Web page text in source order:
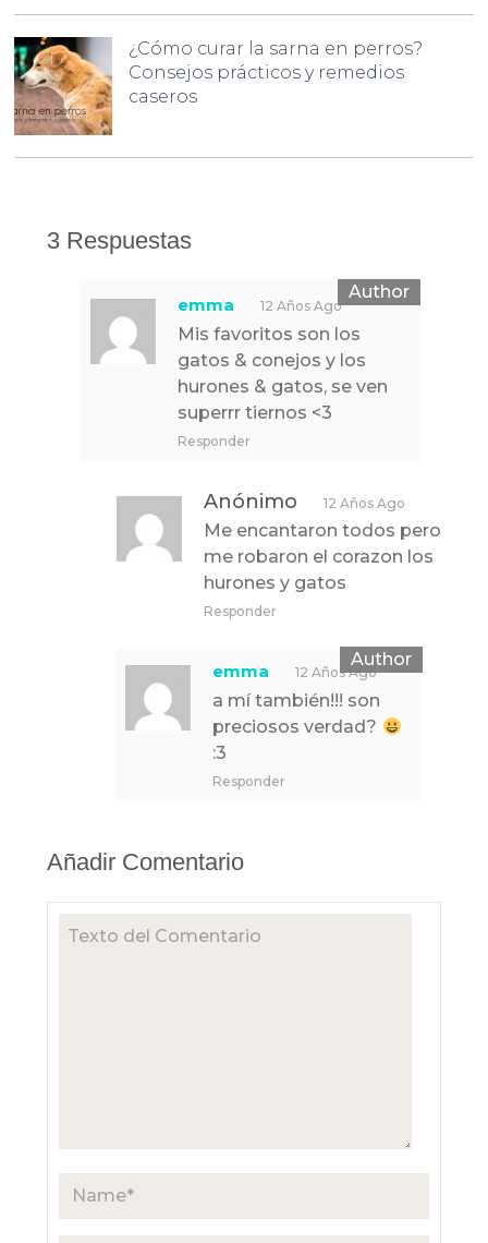
¿Cómo curar la sarna en perros?
Consejos prácticos y remedios
caseros
3 Respuestas
emma 12 Años Ago
Mis favoritos son los
gatos & conejos y los
hurones & gatos, se ven
superrr tiernos <3
Responder
Anónimo 12 Años Ago
Me encantaron todos pero
me robaron el corazon los
hurones y gatos
Responder
emma 12 Años Ago
a mí también!!! son
preciosos verdad?
:3
Responder
Añadir Comentario